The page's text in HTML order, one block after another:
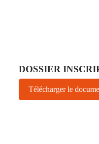
DOSSIER
Télécharger le